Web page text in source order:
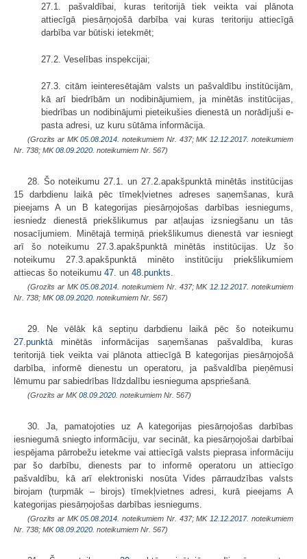
27.1. pašvaldībai, kuras teritorijā tiek veikta vai plānota
attiecīgā piesārņojošā darbība vai kuras teritoriju attiecīgā
darbība var būtiski ietekmēt;
27.2. Veselības inspekcijai;
27.3. citām ieinteresētajām valsts un pašvaldību institūcijām,
kā arī biedrībām un nodibinājumiem, ja minētās institūcijas,
biedrības un nodibinājumi pieteikušies dienestā un norādījuši e-
pasta adresi, uz kuru sūtāma informācija.
(Grozīts ar MK05.08.2014. noteikumiem Nr. 437; MK 12.12.2017. noteikumiem
Nr. 738; MK08.09.2020. noteikumiem Nr. 567)
28. Šo noteikumu 27.1. un 27.2.apakšpunktā minētās institūcijas
15 darbdienu laikā pēc tīmekļvietnes adreses saņemšanas, kurā
pieejams A un B kategorijas piesārņojošas darbības iesniegums,
iesniedz dienestā priekšlikumus par atļaujas izsniegšanu un tās
nosacījumiem. Minētajā termiņā priekšlikumus dienestā var iesniegt
arī šo noteikumu 27.3.apakšpunktā minētās institūcijas. Uz šo
noteikumu 27.3.apakšpunktā minēto institūciju priekšlikumiem
attiecas šo noteikumu 47. un 48.punkts
(Grozīts ar MK05.08.2014. noteikumiem Nr. 437; MK 12.12.2017. noteikumiem
Nr. 738; MK08.09.2020. noteikumiem Nr. 567)
29. Ne vēlāk kā septiņu darbdienu laikā pēc šo noteikumu
27.punktā minētās informācijas saņemšanas pašvaldība, kuras
teritorijā tiek veikta vai plānota attiecīgā B kategorijas piesārņojošā
darbība, informē dienestu un operatoru, ja pašvaldība pieņēmusi
lēmumu par sabiedrības līdzdalību iesnieguma apspriešanā.
(Grozīts ar MK08.09.2020. noteikumiem Nr. 567)
30. Ja, pamatojoties uz A kategorijas piesārņojošas darbības
iesniegumā sniegto informāciju, var secināt, ka piesārņojošai darbībai
iespējama pārrobežu ietekme vai attiecīgā valsts pieprasa informāciju
par šo darbību, dienests par to informē operatoru un attiecīgo
pašvaldību, kā arī elektroniski nosūta Vides pārraudzības valsts
birojam (turpmāk – birojs) tīmekļvietnes adresi, kurā pieejams A
kategorijas piesārņojošas darbības iesniegums.
(Grozīts ar MK05.08.2014. noteikumiem Nr. 437; MK 12.12.2017. noteikumiem
Nr. 738; MK08.09.2020. noteikumiem Nr. 567)